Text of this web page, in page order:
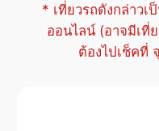
* เที่ยวรถดังกล่าวเ
ออนไลน์ (อาจมีเที่
ต้องไปเช็คที่